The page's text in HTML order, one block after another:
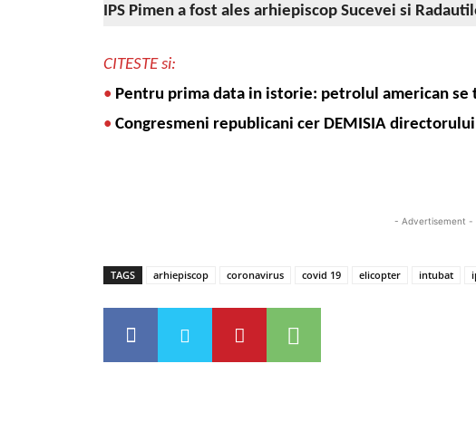
IPS Pimen a fost ales arhiepiscop Sucevei si
CITESTE si:
• Pentru prima data in istorie: petrolul american se
• Congresmeni republicani cer DEMISIA
- Advertisement -
TAGS arhiepiscop coronavirus covid 19 elicopter intubat